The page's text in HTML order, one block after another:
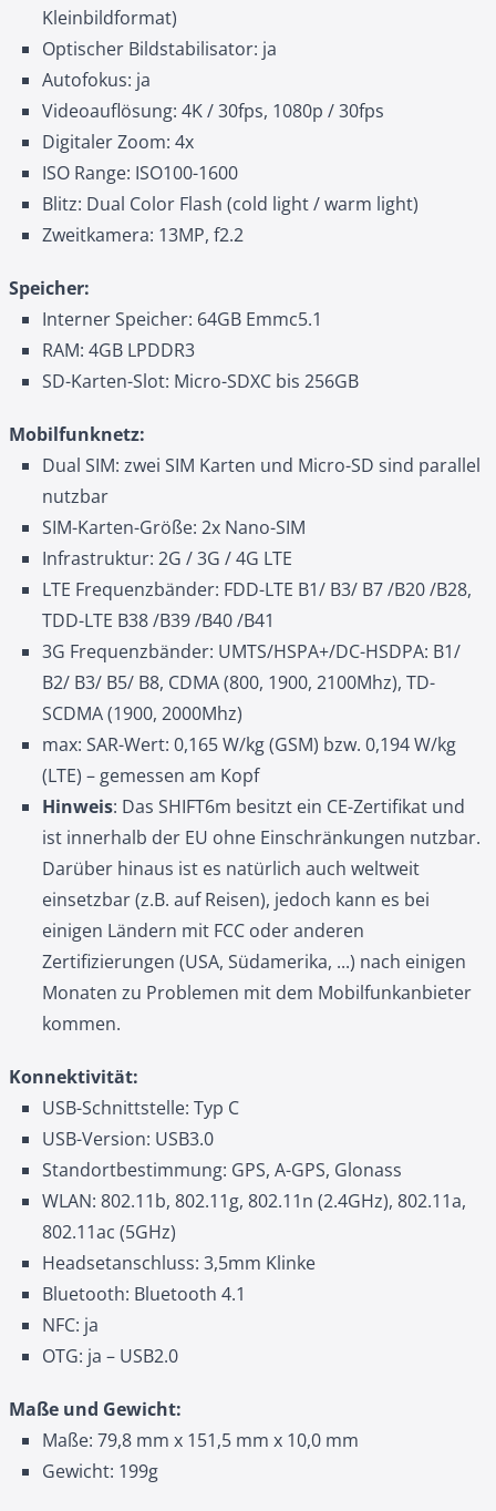
Kleinbildformat)
Optischer Bildstabilisator: ja
Autofokus: ja
Videoauflösung: 4K / 30fps, 1080p / 30fps
Digitaler Zoom: 4x
ISO Range: ISO100-1600
Blitz: Dual Color Flash (cold light / warm light)
Zweitkamera: 13MP, f2.2
Speicher:
Interner Speicher: 64GB Emmc5.1
RAM: 4GB LPDDR3
SD-Karten-Slot: Micro-SDXC bis 256GB
Mobilfunknetz:
Dual SIM: zwei SIM Karten und Micro-SD sind parallel
nutzbar
SIM-Karten-Größe: 2x Nano-SIM
Infrastruktur: 2G / 3G / 4G LTE
LTE Frequenzbänder: FDD-LTE B1/ B3/ B7 /B20 /B28,
TDD-LTE B38 /B39 /B40 /B41
3G Frequenzbänder: UMTS/HSPA+/DC-HSDPA: B1/
B2/ B3/ B5/ B8, CDMA (800, 1900, 2100Mhz), TD-
SCDMA (1900, 2000Mhz)
max: SAR-Wert: 0,165 W/kg (GSM) bzw. 0,194 W/kg
(LTE) – gemessen am Kopf
Hinweis: Das SHIFT6m besitzt ein CE-Zertifikat und
ist innerhalb der EU ohne Einschränkungen nutzbar.
Darüber hinaus ist es natürlich auch weltweit
einsetzbar (z.B. auf Reisen), jedoch kann es bei
einigen Ländern mit FCC oder anderen
Zertifizierungen (USA, Südamerika, ...) nach einigen
Monaten zu Problemen mit dem Mobilfunkanbieter
kommen.
Konnektivität:
USB-Schnittstelle: Typ C
USB-Version: USB3.0
Standortbestimmung: GPS, A-GPS, Glonass
WLAN: 802.11b, 802.11g, 802.11n (2.4GHz), 802.11a,
802.11ac (5GHz)
Headsetanschluss: 3,5mm Klinke
Bluetooth: Bluetooth 4.1
NFC: ja
OTG: ja – USB2.0
Maße und Gewicht:
Maße: 79,8 mm x 151,5 mm x 10,0 mm
Gewicht: 199g